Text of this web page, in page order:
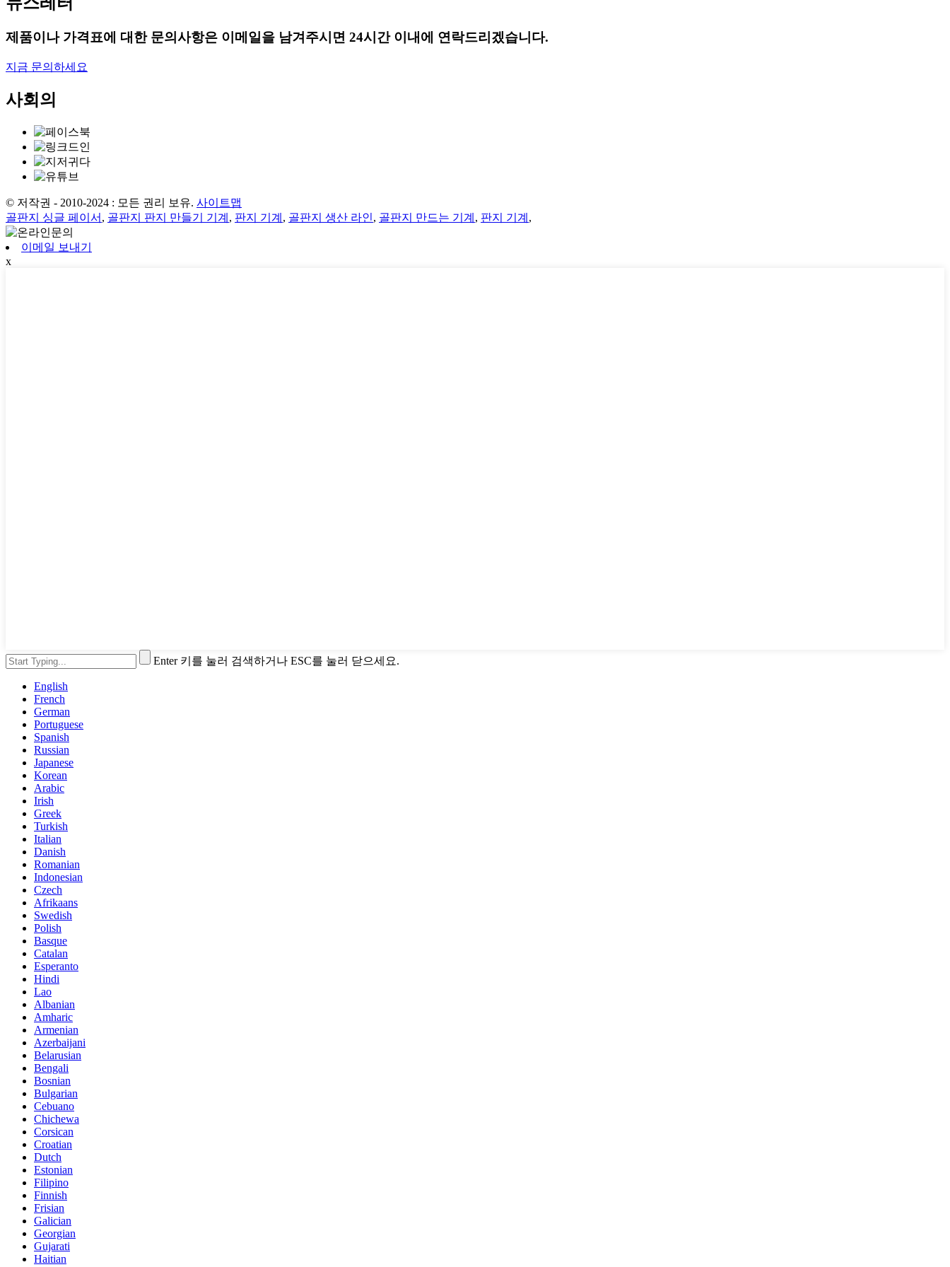
제품이나 가격표에 대한 문의사항은 이메일을 남겨주시면 24시간 이내에 연락드리겠습니다.
지금 문의하세요
사회의
© 저작권 - 2010-2024 : 모든 권리 보유. 사이트맵
골판지 싱글 페이서 , 골판지 판지 만들기 기계 , 판지 기계 , 골판지 생산 라인, 골판지 만드는 기계 , 판지 기계 ,
이메일 보내기
x
Enter 키를 눌러 검색하거나 ESC를 눌러 닫으세요.
English
French
German
Portuguese
Spanish
Russian
Japanese
Korean
Arabic
Irish
Greek
Turkish
Italian
Danish
Romanian
Indonesian
Czech
Afrikaans
Swedish
Polish
Basque
Catalan
Esperanto
Hindi
Lao
Albanian
Amharic
Armenian
Azerbaijani
Belarusian
Bengali
Bosnian
Bulgarian
Cebuano
Chichewa
Corsican
Croatian
Dutch
Estonian
Filipino
Finnish
Frisian
Galician
Georgian
Gujarati
Haitian